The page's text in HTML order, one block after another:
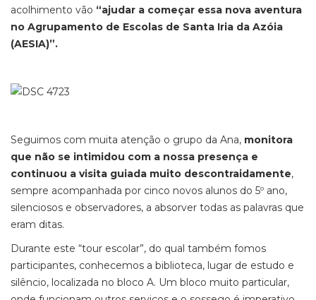
acolhimento vão “ajudar a começar essa nova aventura
no Agrupamento de Escolas de Santa Iria da Azóia
(AESIA)”.
Seguimos com muita atenção o grupo da Ana, monitora
que não se intimidou com a nossa presença e
continuou a visita guiada muito descontraidamente,
sempre acompanhada por cinco novos alunos do 5º ano,
silenciosos e observadores, a absorver todas as palavras que
eram ditas.
Durante este “tour escolar”, do qual também fomos
participantes, conhecemos a biblioteca, lugar de estudo e
silêncio, localizada no bloco A. Um bloco muito particular,